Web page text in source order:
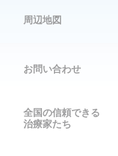
周辺地図
お問い合わせ
全国の信頼できる
治療家たち